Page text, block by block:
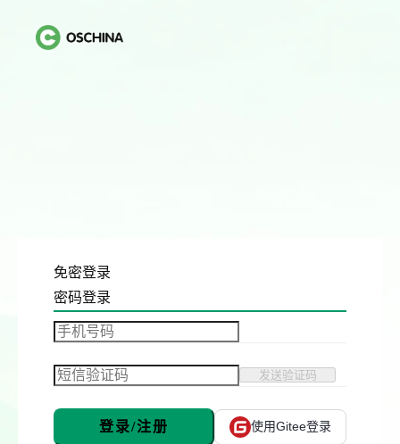
免密登录
密码登录
发送验证码
登录/注册 使用Gitee登录